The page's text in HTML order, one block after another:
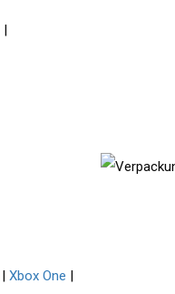
|
| Xbox One |